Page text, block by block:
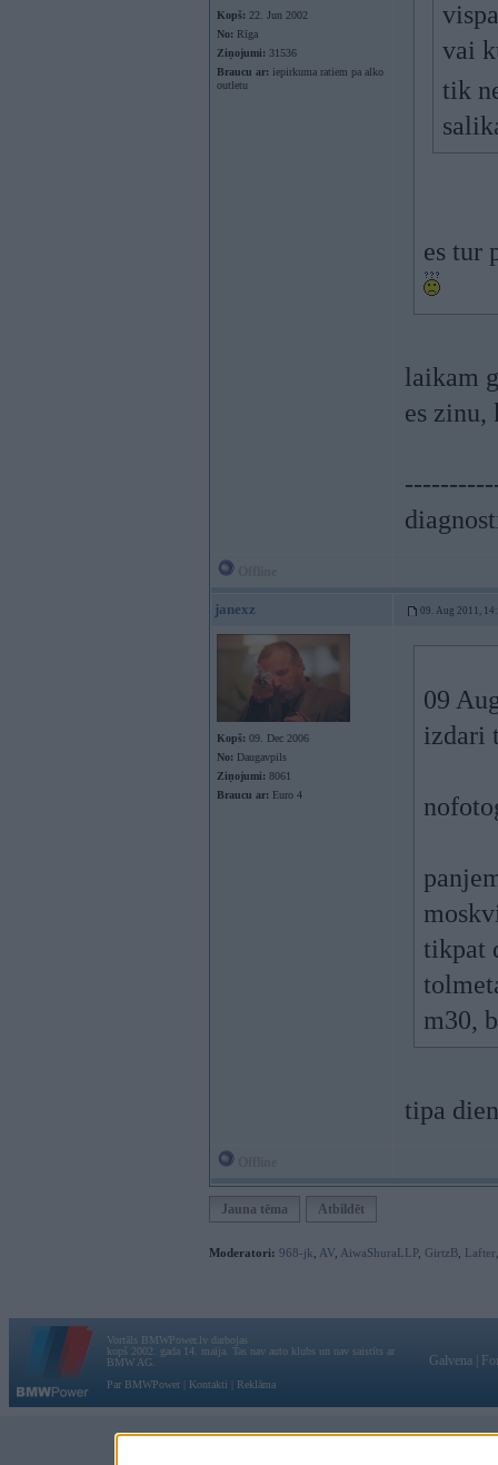
Kopš: 22. Jun 2002
No: Rīga
Ziņojumi: 31536
Braucu ar: iepirkuma ratiem pa alko
outletu
vai
tik
es tur
laikam
es
janexz 09. Aug 2011,
Kopš: 09. Dec 2006
No: Daugavpils
Ziņojumi: 8061
Braucu ar: Euro 4
09
izdari
tikpat
m30,
tipa
Jauna tēma Atbildēt
Moderatori: 968-jk AV AiwaShuraLLP, GirtzB Lafter
Vortāls BMWPower.lv darbojas
kopš 2002. gada 14. maija. Tas nav auto klubs un nav saistīts ar
BMW AG.
Par BMWPower
Kontakti Reklāma
Galvena